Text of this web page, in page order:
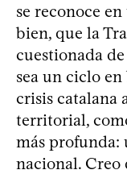
se reconoce
bien, que la
cuestionada
sea un ciclo
crisis catalana
territorial,
más profunda:
nacional. Creo